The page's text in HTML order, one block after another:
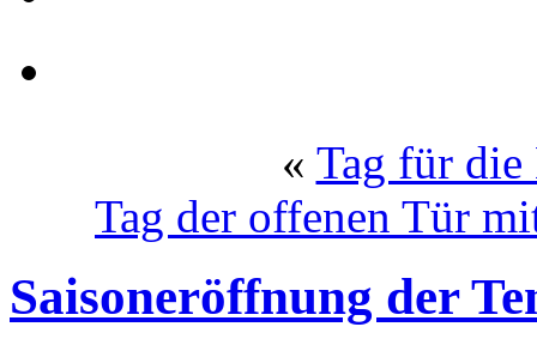
« Tag für die
Tag der offenen Tür
Saisoneröffnung der